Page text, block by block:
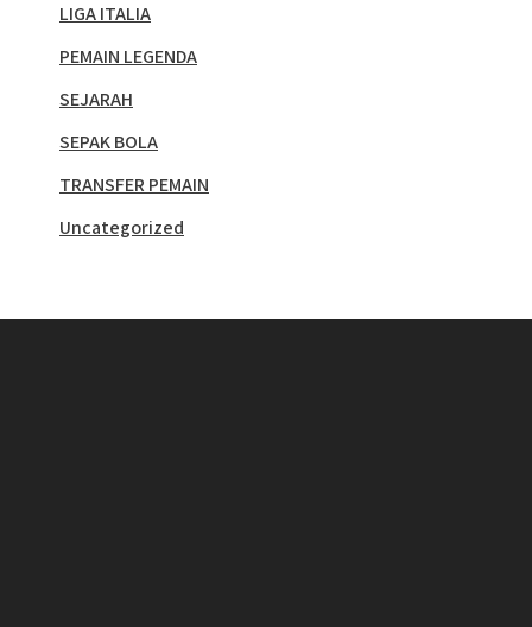
LIGA ITALIA
PEMAIN LEGENDA
SEJARAH
SEPAK BOLA
TRANSFER PEMAIN
Uncategorized